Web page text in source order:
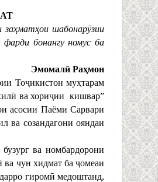
заҳматҳои шабонарӯзии
фарди бонангу номус ба
Эмомалӣ Раҳмон
Тоҷикистон муҳтарам
ва хориҷии кишвар”
асосии Паёми Сарвари
ва созандагони ояндаи
ва номбардорони
ва чун хидмат ба ҷомеаи
гиромӣ медоштанд,